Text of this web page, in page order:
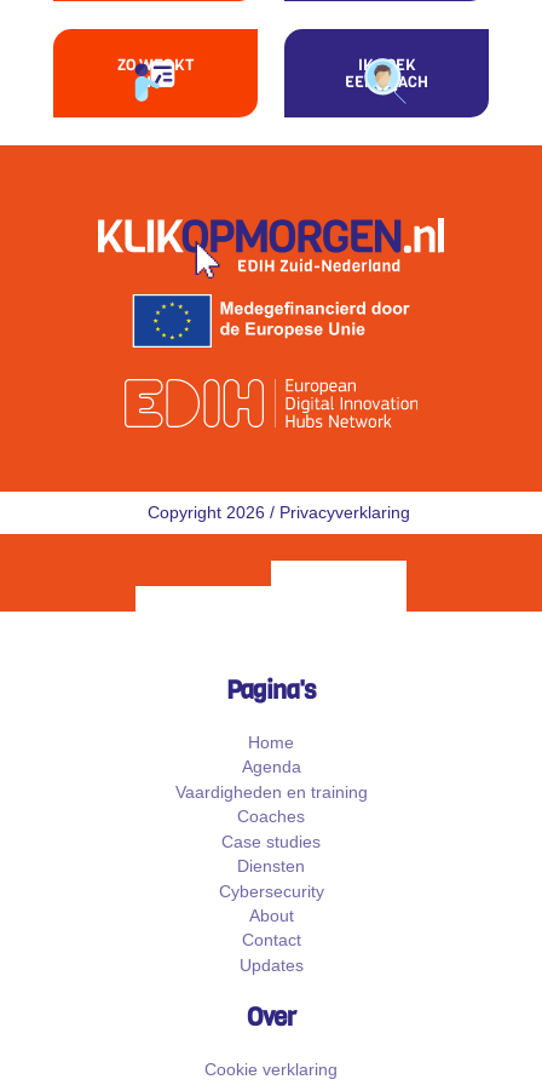
ZO WERKT
HET
IK ZOEK
EEN COACH
Copyright 2026 / Privacyverklaring
Pagina's
Home
Agenda
Vaardigheden en training
Coaches
Case studies
Diensten
Cybersecurity
About
Contact
Updates
Over
Cookie verklaring